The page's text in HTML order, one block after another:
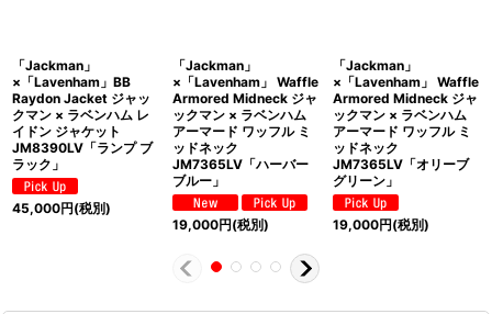
「Jackman」
×「Lavenham」BB
Raydon Jacket ジャッ
クマン × ラベンハム レ
イドン ジャケット
JM8390LV「ランプ ブ
ラック」
45,000円(税別)
「Jackman」
×「Lavenham」 Waffle
Armored Midneck ジャ
ックマン × ラベンハム
アーマード ワッフル ミ
ッドネック
JM7365LV「ハーバー
ブルー」
19,000円(税別)
「Jackman」
×「Lavenham」 Waffle
Armored Midneck ジャ
ックマン × ラベンハム
アーマード ワッフル ミ
ッドネック
JM7365LV「オリーブ
グリーン」
19,000円(税別)